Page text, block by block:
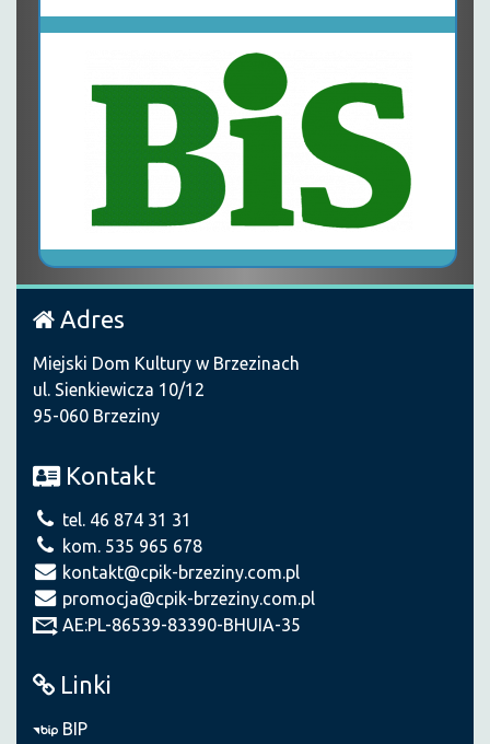
Adres
Miejski Dom Kultury w Brzezinach
ul. Sienkiewicza 10/12
95-060 Brzeziny
Kontakt
tel. 46 874 31 31
kom. 535 965 678
kontakt@cpik-brzeziny.com.pl
promocja@cpik-brzeziny.com.pl
AE:PL-86539-83390-BHUIA-35
Linki
BIP